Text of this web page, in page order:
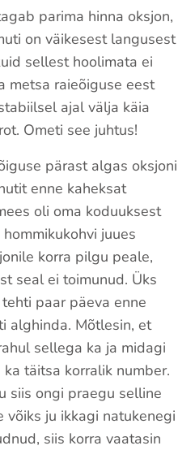
parima hinna oksjon,
on väikesest langusest
sellest hoolimata ei
metsa raieõiguse eest
ajal välja käia
Ometi see juhtus!
pärast algas oksjoni
enne kaheksat
oli oma koduuksest
juues
korra pilgu peale,
seal ei toimunud. Üks
paar päeva enne
alghinda. Mõtlesin, et
sellega ka ja midagi
täitsa korralik number.
siis ongi praegu selline
võiks ju ikkagi natukenegi
siis korra vaatasin